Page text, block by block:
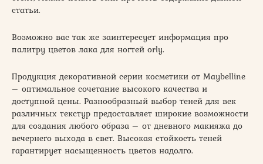
статьи.
Возможно вас так же заинтересует информация про
палитру цветов лака для ногтей orly.
Продукция декоративной серии косметики от Maybelline
– оптимальное сочетание высокого качества и
доступной цены. Разнообразный выбор теней для век
различных текстур предоставляет широкие возможности
для создания любого образа – от дневного макияжа до
вечернего выхода в свет. Высокая стойкость теней
гарантирует насыщенность цветов надолго.